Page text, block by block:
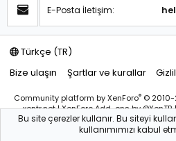
E-Posta İletişim:
Türkçe (TR)
Bize ulaşın
Şartlar ve kurallar
Community platform by XenForo® © 2010-
xentr.net |XenForo Add-onsby ©XenTR
Sitemiz bünyesindeki içerikleri
kanun ve yönetmeliklerine göre
Bu site çerezler kullanır. Bu siteyi
kullanımımızı kabul